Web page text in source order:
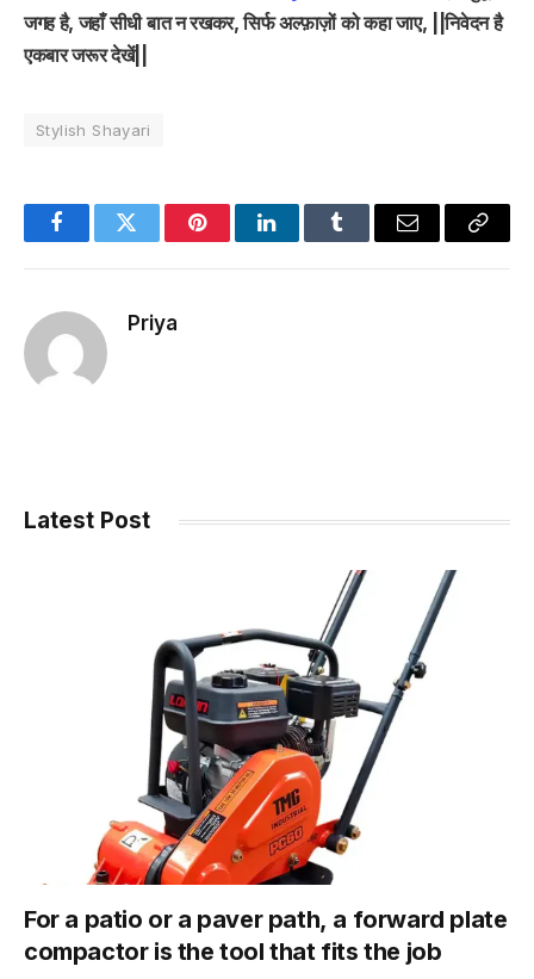
जगह है, जहाँ सीधी बात न रखकर, सिर्फ अल्फ़ाज़ों को कहा जाए, ||निवेदन है
एकबार जरूर देखें||
Stylish Shayari
FacebookTwitter PinterestLinkedInTumblr Email
Copy
Priya
Latest Post
For a patio or a paver path, a forward plate
compactor is the tool that fits the job